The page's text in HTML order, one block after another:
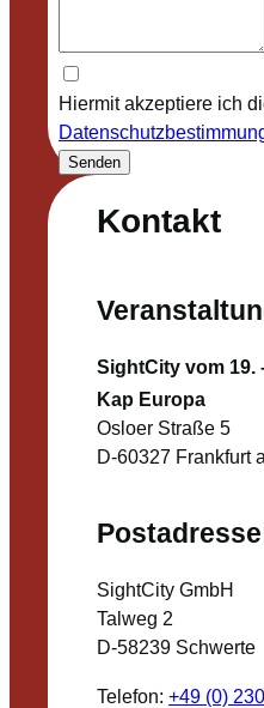
Kontakt
SightCity vom 19.
Kap Europa
Osloer Straße 5
D-60327 Frankfurt
SightCity GmbH
Talweg 2
D-58239 Schwerte
Telefon: +49 (0)
Hiermit akzeptiere ich
Senden